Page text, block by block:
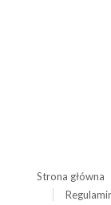
Strona główna